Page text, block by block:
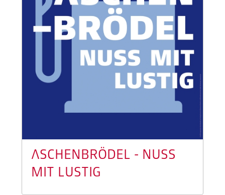
ASCHENBRÖDEL - NUSS
MIT LUSTIG